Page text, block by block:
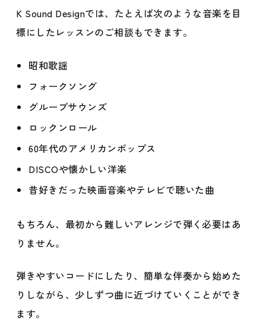
K Sound Designでは、たとえば次のような音楽を目
標にしたレッスンのご相談もできます。
昭和歌謡
フォークソング
グループサウンズ
ロックンロール
60年代のアメリカンポップス
DISCOや懐かしい洋楽
昔好きだった映画音楽やテレビで聴いた曲
もちろん、最初から難しいアレンジで弾く必要はあ
りません。
弾きやすいコードにしたり、簡単な伴奏から始めた
りしながら、少しずつ曲に近づけていくことができ
ます。